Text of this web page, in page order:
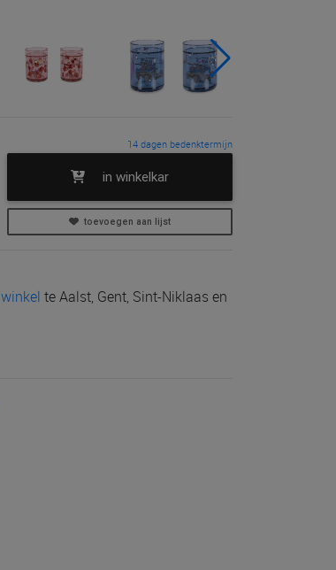
14 dagen bedenktermijn
in winkelkar
toevoegen aan lijst
winkel te Aalst, Gent, Sint-Niklaas en